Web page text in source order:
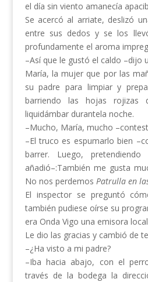
el día sin viento amanecía
Se acercó al arriate, deslizó
entre sus dedos y se los
profundamente el aroma
–Así que le gustó el caldo –dijo
María, la mujer que por las
su padre para limpiar y
barriendo las hojas rojizas
liquidámbar durantela noche.
–Mucho, María, mucho
–El truco es espumarlo bien
barrer. Luego,
añadió–:También me gusta
No nos perdemos Patrulla en
El inspector se preguntó
también pudiese oírse su
era Onda Vigo una emisora
Le dio las gracias y cambió de
–¿Ha visto a mi padre?
–Iba hacia abajo, con el
través de la bodega la